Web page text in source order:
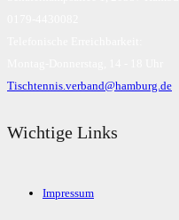
Tischtennis.verband@hamburg.de
Wichtige Links
Impressum